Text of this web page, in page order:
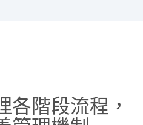
各階段流程，